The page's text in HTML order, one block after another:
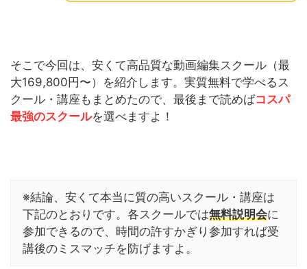
そこで今回は、安くて高品質な動画編集スクール（最
大169,800円〜）を紹介します。実質無料で学べるス
クール・講座もまとめたので、最後まで読めばコスパ
最強のスクールを選べますよ！
※結論、安くて本当に質の高いスクール・講座は
下記のとおりです。各スクールでは無料説明会に
参加できるので、時間の許すかぎり参加すれば受
講後のミスマッチを防げますよ。